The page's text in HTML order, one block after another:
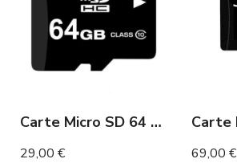
Carte Micro SD 64 Go
29,00 € 69,00 €